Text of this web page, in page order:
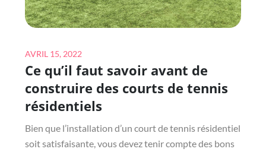
?
Posted
on
AVRIL 15, 2022
Ce qu’il faut savoir avant de
construire des courts de tennis
résidentiels
Bien que l’installation d’un court de tennis résidentiel
soit satisfaisante, vous devez tenir compte des bons